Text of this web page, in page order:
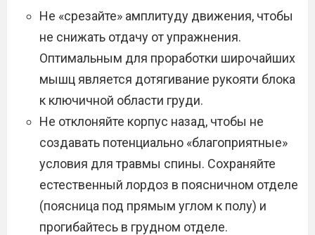
Не «срезайте» амплитуду движения, чтобы
не снижать отдачу от упражнения.
Оптимальным для проработки широчайших
мышц является дотягивание рукояти блока
к ключичной области груди.
Не отклоняйте корпус назад, чтобы не
создавать потенциально «благоприятные»
условия для травмы спины. Сохраняйте
естественный лордоз в поясничном отделе
(поясница под прямым углом к полу) и
прогибайтесь в грудном отделе.